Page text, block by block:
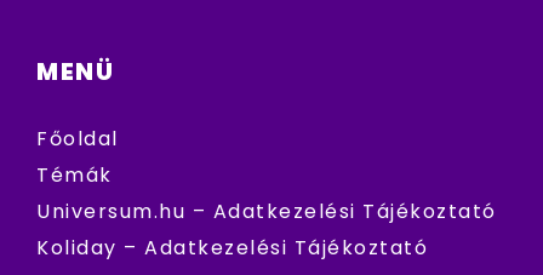
MENÜ
Főoldal
Témák
Universum.hu – Adatkezelési Tájékoztató
Koliday – Adatkezelési Tájékoztató